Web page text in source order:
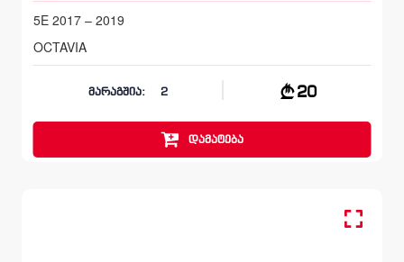
5E 2017 – 2019
OCTAVIA
მარაგშია: 2 20
დამატება